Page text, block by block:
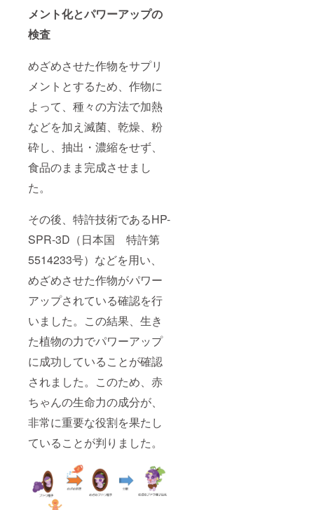
メント化とパワーアップの
検査
めざめさせた作物をサプリ
メントとするため、作物に
よって、種々の方法で加熱
などを加え滅菌、乾燥、粉
砕し、抽出・濃縮をせず、
食品のまま完成させまし
た。
その後、特許技術であるHP-
SPR-3D（日本国 特許第
5514233号）などを用い、
めざめさせた作物がパワー
アップされている確認を行
いました。この結果、生き
た植物の力でパワーアップ
に成功していることが確認
されました。このため、赤
ちゃんの生命力の成分が、
非常に重要な役割を果たし
ていることが判りました。